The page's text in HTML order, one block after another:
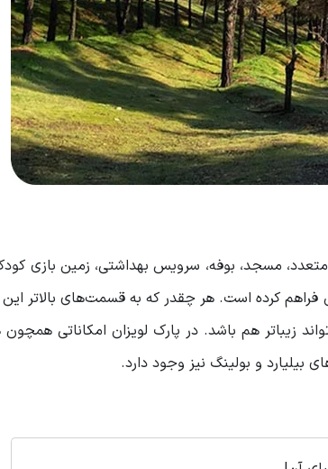
مسجد، بوفه، سرویس بهداشتی، زمین بازی
کرده است. هر چقدر که به قسمت‌های بالاتر این
زیباتر هم باشد. در پارک لویزان امکاناتی همچون
بیلیارد و بولینگ نیز وجود دارد.